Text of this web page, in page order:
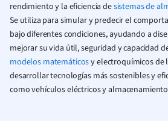
rendimiento y la eficiencia desistemas de
Se utiliza para simular y predecir el
bajo diferentes condiciones, ayudando a
mejorar su vida útil, seguridad y capacidad
modelos matemáticosy electroquímicos de
desarrollar tecnologías más sostenibles y
como vehículos eléctricos y